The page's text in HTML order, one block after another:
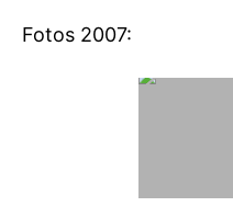
Fotos 2007: